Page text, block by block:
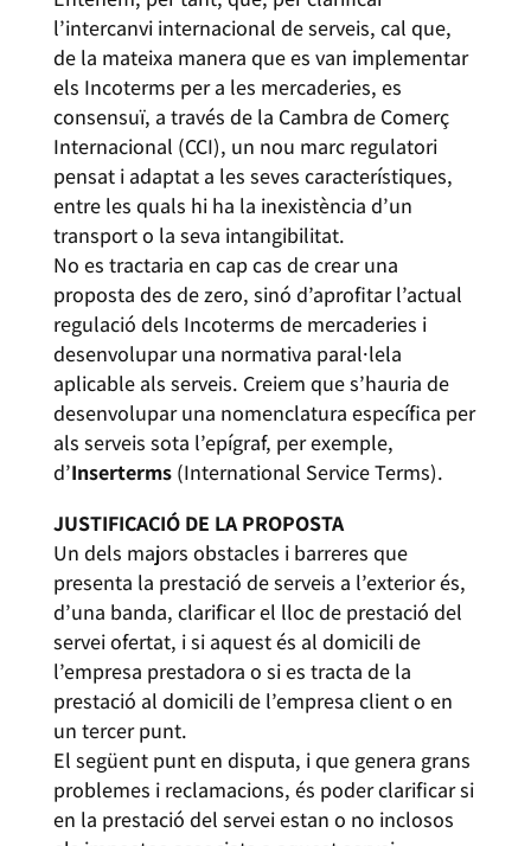
l’intercanvi internacional de serveis, cal que,
de la mateixa manera que es van implementar
els Incoterms per a les mercaderies, es
consensuï, a través de la Cambra de Comerç
Internacional (CCI), un nou marc regulatori
pensat i adaptat a les seves característiques,
entre les quals hi ha la inexistència d’un
transport o la seva intangibilitat.
No es tractaria en cap cas de crear una
proposta des de zero, sinó d’aprofitar l’actual
regulació dels Incoterms de mercaderies i
desenvolupar una normativa paral·lela
aplicable als serveis. Creiem que s’hauria de
desenvolupar una nomenclatura específica per
als serveis sota l’epígraf, per exemple,
d’Inserterms (International Service Terms).
JUSTIFICACIÓ DE LA PROPOSTA
Un dels majors obstacles i barreres que
presenta la prestació de serveis a l’exterior és,
d’una banda, clarificar el lloc de prestació del
servei ofertat, i si aquest és al domicili de
l’empresa prestadora o si es tracta de la
prestació al domicili de l’empresa client o en
un tercer punt.
El següent punt en disputa, i que genera grans
problemes i reclamacions, és poder clarificar si
en la prestació del servei estan o no inclosos